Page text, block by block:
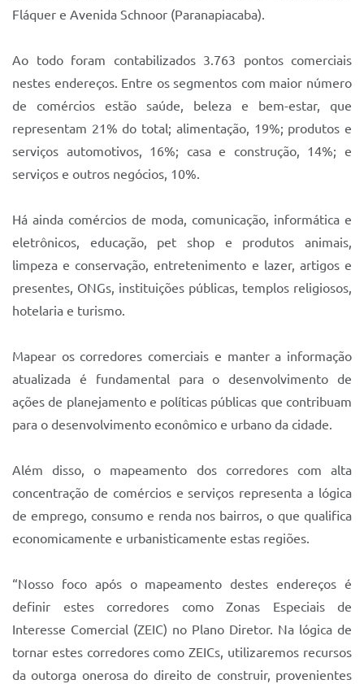
Fláquer e Avenida Schnoor (Paranapiacaba).
Ao todo foram contabilizados 3.763 pontos comerciais
nestes endereços. Entre os segmentos com maior número
de comércios estão saúde, beleza e bem-estar, que
representam 21% do total; alimentação, 19%; produtos e
serviços automotivos, 16%; casa e construção, 14%; e
serviços e outros negócios, 10%.
Há ainda comércios de moda, comunicação, informática e
eletrônicos, educação, pet shop e produtos animais,
limpeza e conservação, entretenimento e lazer, artigos e
presentes, ONGs, instituições públicas, templos religiosos,
hotelaria e turismo.
Mapear os corredores comerciais e manter a informação
atualizada é fundamental para o desenvolvimento de
ações de planejamento e políticas públicas que contribuam
para o desenvolvimento econômico e urbano da cidade.
Além disso, o mapeamento dos corredores com alta
concentração de comércios e serviços representa a lógica
de emprego, consumo e renda nos bairros, o que qualifica
economicamente e urbanisticamente estas regiões.
“Nosso foco após o mapeamento destes endereços é
definir estes corredores como Zonas Especiais de
Interesse Comercial (ZEIC) no Plano Diretor. Na lógica de
tornar estes corredores como ZEICs, utilizaremos recursos
da outorga onerosa do direito de construir, provenientes